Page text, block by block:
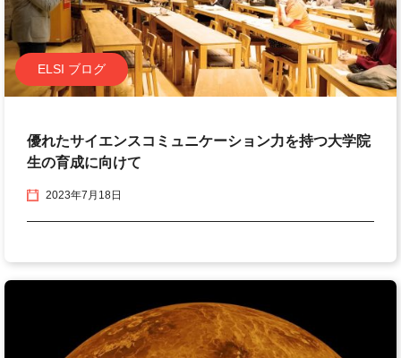
ELSI ブログ
優れたサイエンスコミュニケーション力を持つ大学院
生の育成に向けて
2023年7月18日